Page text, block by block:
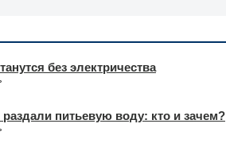
без электричества
питьевую воду: кто и зачем?